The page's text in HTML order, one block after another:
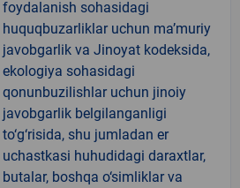
foydalanish sohasidagi
huquqbuzarliklar uchun ma’muriy
javobgarlik va Jinoyat kodeksida,
ekologiya sohasidagi
qonunbuzilishlar uchun jinoiy
javobgarlik belgilanganligi
to‘g‘risida, shu jumladan er
uchastkasi huhudidagi daraxtlar,
butalar, boshqa o‘simliklar va